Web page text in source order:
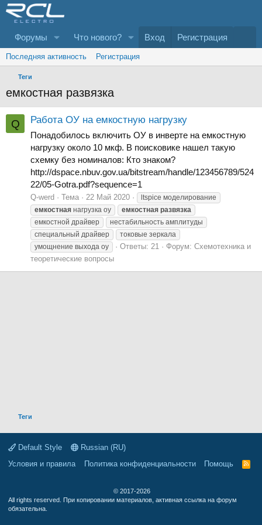
Форумы Что нового? Вход Регистрация
Последняя активность Регистрация
Теги
емкостная развязка
Q Работа ОУ на емкостную нагрузку
Понадобилось включить ОУ в инверте на емкостную
нагрузку около 10 мкф. В поисковике нашел такую
схемку без номиналов: Кто знаком?
http://dspace.nbuv.gov.ua/bitstream/handle/123456789/524
22/05-Gotra.pdf?sequence=1
Q-werd Тема 22 Май 2020
ltspice моделирование
емкостная нагрузка оу емкостная развязка
емкостной драйвер
нестабильность амплитуды
специальный драйвер
токовые зеркала
умощнение выхода оу
Ответы: 21 Форум: Схемотехника и
теоретические вопросы
Теги
Default Style
Russian (RU)
Условия и правила
Политика конфиденциальности Помощь
R
© 2017-2026
All rights reserved. При копировании материалов, активная ссылка на форум
обязательна.